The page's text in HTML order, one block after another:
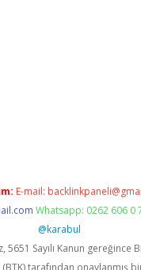
E-mail:
Whatsapp: 0262 606 0
@karabul
5651 Sayılı Kanun gereğince
tarafından onaylanmış bir